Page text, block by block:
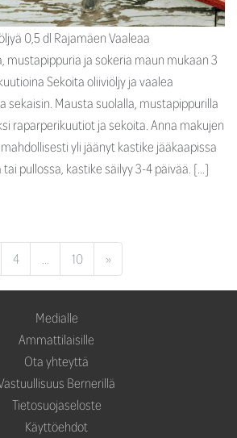
0,5 dl Rajamäen Vaaleaa
mustapippuria ja sokeria maun mukaan 3
Sekoita oliiviöljy ja vaalea
sekaisin. Mausta suolalla, mustapippurilla
raparperikuutiot ja sekoita. Anna makujen
yli jäänyt kastike jääkaapissa
pullossa, kastike säilyy 3-4 päivää. […]
selaus
4 … 10 »
Medialle
Ammattilaisille
Ota yhteyttä
Bernerillä
Tietosuojaseloste
Käyttöehdot